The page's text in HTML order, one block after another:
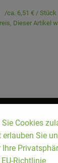
ca. 6,51 € / Stück
Dieser Artikel
Cookies
Sie
Richtlinie